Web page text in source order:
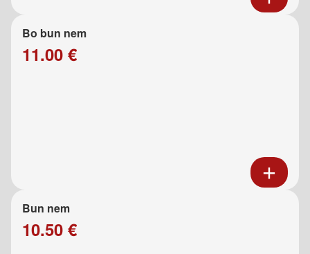
Bo bun nem
11.00 €
Bun nem
10.50 €